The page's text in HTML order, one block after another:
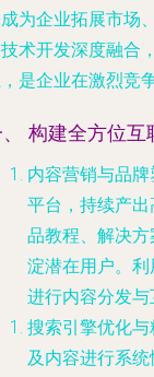
为企业拓展市场
术开发深度融合
是企业在激烈竞
构建全方位互
内容营销与品牌
平台，持续产
品教程、解决
淀潜在用户。
进行内容分发与
搜索引擎优化
及内容进行系